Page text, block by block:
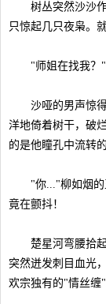
树丛突然沙沙作
只惊起几只夜枭。
"师姐在找我？"
沙哑的男声惊得
洋地倚着树干，破
的是他瞳孔中流转
"你..."柳如烟的
竟在颤抖！
楚星河弯腰拾起
突然迸发刺目血光
欢宗独有的"情丝缠"